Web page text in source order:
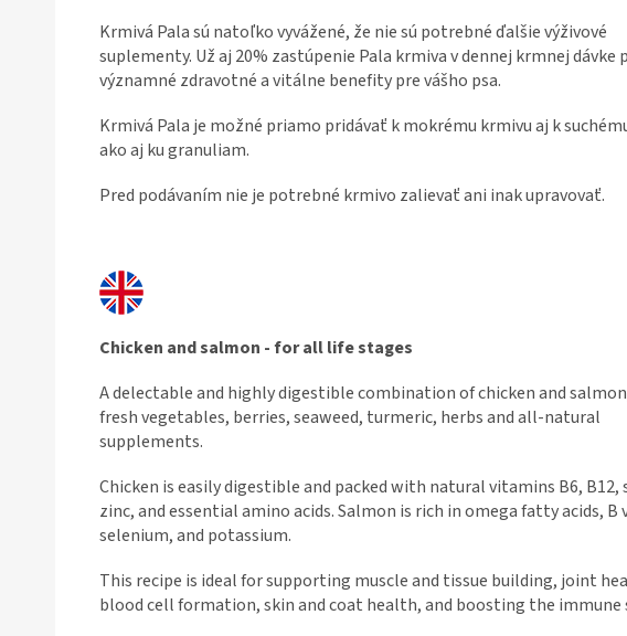
Krmivá Pala sú natoľko vyvážené, že nie sú potrebné ďalšie výživové
suplementy. Už aj 20% zastúpenie Pala krmiva v dennej krmnej dávke
významné zdravotné a vitálne benefity pre vášho psa.
Krmivá Pala je možné priamo pridávať k mokrému krmivu aj k
ako aj ku granuliam.
Pred podávaním nie je potrebné krmivo zalievať ani inak upravovať.
Chicken and salmon - for all life stages
A delectable and highly digestible combination of chicken and
fresh vegetables, berries, seaweed, turmeric, herbs and all-natural
supplements.
Chicken is easily digestible and packed with natural vitamins B6, B12,
zinc, and essential amino acids. Salmon is rich in omega fatty acids, B
selenium, and potassium.
This recipe is ideal for supporting muscle and tissue building, joint
blood cell formation, skin and coat health, and boosting the immune